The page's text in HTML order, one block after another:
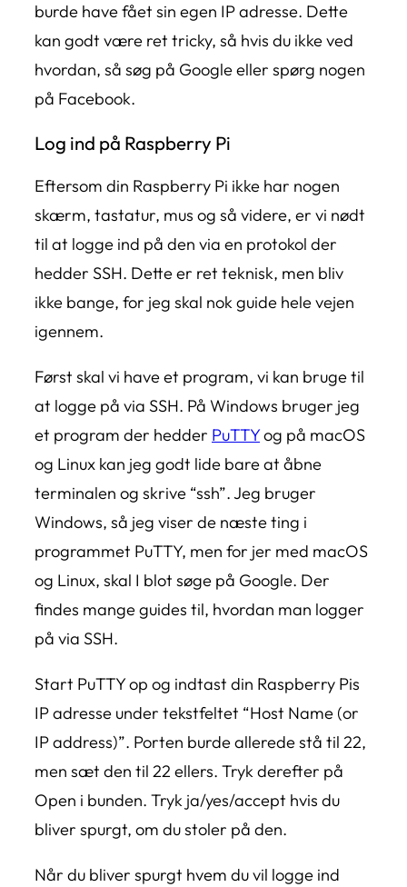
burde have fået sin egen IP adresse. Dette
kan godt være ret tricky, så hvis du ikke ved
hvordan, så søg på Google eller spørg nogen
på Facebook.
Log ind på Raspberry Pi
Eftersom din Raspberry Pi ikke har nogen
skærm, tastatur, mus og så videre, er vi nødt
til at logge ind på den via en protokol der
hedder SSH. Dette er ret teknisk, men bliv
ikke bange, for jeg skal nok guide hele vejen
igennem.
Først skal vi have et program, vi kan bruge til
at logge på via SSH. På Windows bruger jeg
et program der hedder PuTTYog på macOS
og Linux kan jeg godt lide bare at åbne
terminalen og skrive “ssh”. Jeg bruger
Windows, så jeg viser de næste ting i
programmet PuTTY, men for jer med macOS
og Linux, skal I blot søge på Google. Der
findes mange guides til, hvordan man logger
på via SSH.
Start PuTTY op og indtast din Raspberry Pis
IP adresse under tekstfeltet “Host Name (or
IP address)”. Porten burde allerede stå til 22,
men sæt den til 22 ellers. Tryk derefter på
Open i bunden. Tryk ja/yes/accept hvis du
bliver spurgt, om du stoler på den.
Når du bliver spurgt hvem du vil logge ind